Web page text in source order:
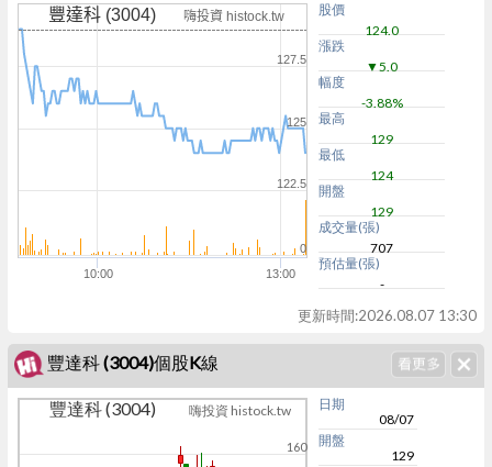
豐達科 (3004) 嗨投資 histock.tw
10:00 13:00
122.5
125
127.5
0
股價
124.0
漲跌
▼5.0
幅度
-3.88%
最高
129
最低
124
開盤
129
成交量(張)
707
預估量(張)
-
更新時間:2026.08.07 13:30
豐達科 (3004)個股K線
豐達科 (3004) 嗨投資 histock.tw
160
日期
08/07
開盤
129